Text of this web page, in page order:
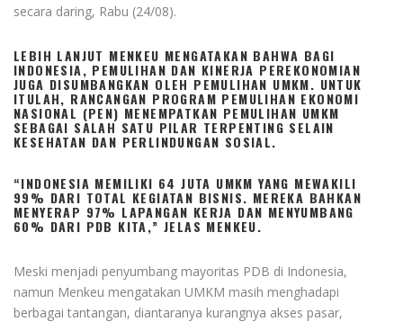
secara daring, Rabu (24/08).
LEBIH LANJUT MENKEU MENGATAKAN BAHWA BAGI
INDONESIA, PEMULIHAN DAN KINERJA PEREKONOMIAN
JUGA DISUMBANGKAN OLEH PEMULIHAN UMKM. UNTUK
ITULAH, RANCANGAN PROGRAM PEMULIHAN EKONOMI
NASIONAL (PEN) MENEMPATKAN PEMULIHAN UMKM
SEBAGAI SALAH SATU PILAR TERPENTING SELAIN
KESEHATAN DAN PERLINDUNGAN SOSIAL.
“INDONESIA MEMILIKI 64 JUTA UMKM YANG MEWAKILI
99% DARI TOTAL KEGIATAN BISNIS. MEREKA BAHKAN
MENYERAP 97% LAPANGAN KERJA DAN MENYUMBANG
60% DARI PDB KITA,” JELAS MENKEU.
Meski menjadi penyumbang mayoritas PDB di Indonesia,
namun Menkeu mengatakan UMKM masih menghadapi
berbagai tantangan, diantaranya kurangnya akses pasar,